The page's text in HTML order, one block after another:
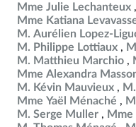
Mme Julie Lechanteux
Mme Katiana
M. Aurélien Lopez-
M. Philippe Lottiaux
M. Matthieu Marchio
Mme Alexandra
M. Kévin Mauvieux
Mme Yaël Ménaché
M. Serge Muller